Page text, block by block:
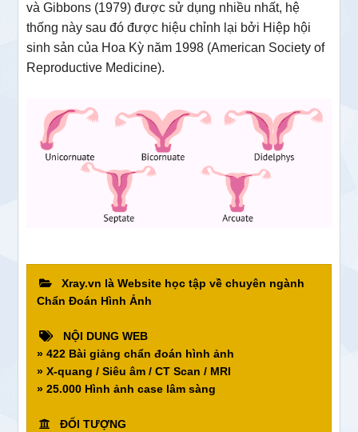
và Gibbons (1979) được sử dụng nhiều nhất, hệ
thống này sau đó được hiệu chỉnh lại bởi Hiệp hội
sinh sản của Hoa Kỳ năm 1998 (American Society of
Reproductive Medicine).
Xray.vn là Website học tập về chuyên ngành
Chẩn Đoán Hình Ảnh
NỘI DUNG WEB
» 422 Bài giảng chẩn đoán hình ảnh
» X-quang / Siêu âm / CT Scan / MRI
» 25.000 Hình ảnh case lâm sàng
ĐỐI TƯỢNG